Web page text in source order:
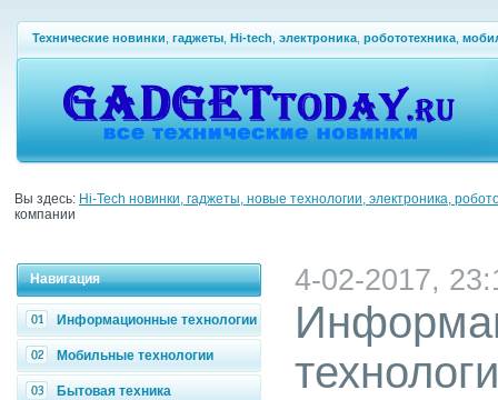
Технические новинки гаджеты Hi-tech электроника робототехника
Вы здесь: Hi-Tech новинки, гаджеты, новые технологии, электроника,
компании
Навигация
Информационные технологии
Мобильные технологии
Бытовая техника
4-02-2017,